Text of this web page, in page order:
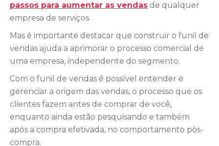
passos para aumentar as vendas de qualquer
empresa de serviços.
Mas é importante destacar que construir o funil de
vendas ajuda a aprimorar o processo comercial de
uma empresa, independente do segmento.
Com o funil de vendas é possível entender e
gerenciar a origem das vendas, o processo que os
clientes fazem antes de comprar de você,
enquanto ainda estão pesquisando e também
após a compra efetivada, no comportamento pós-
compra.